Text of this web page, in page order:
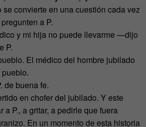
se convierte en una cuestión cada vez
a P.
y mi hija no puede llevarme —dijo
P.
El médico del hombre jubilado
buena fe.
en chofer del jubilado. Y este
a P., a gritar, a pedirle que fuera
En un momento de esta historia